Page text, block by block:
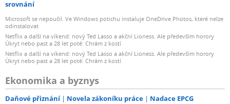
srovnání
Microsoft se nepoučil. Ve Windows potichu instaluje OneDrive Photos, které nelze
odinstalovat
Netflix a další na víkend: nový Ted Lasso a akční Lioness. Ale především horory
Úkryt nebo past a 28 let poté: Chrám z kostí
Netflix a další na víkend: nový Ted Lasso a akční Lioness. Ale především horory
Úkryt nebo past a 28 let poté: Chrám z kostí
Ekonomika a byznys
Daňové přiznání Novela zákoníku práce Nadace EPCG